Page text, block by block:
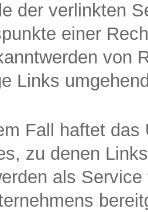
der verlinkten
einer
von
Links
Fall haftet
zu denen
als